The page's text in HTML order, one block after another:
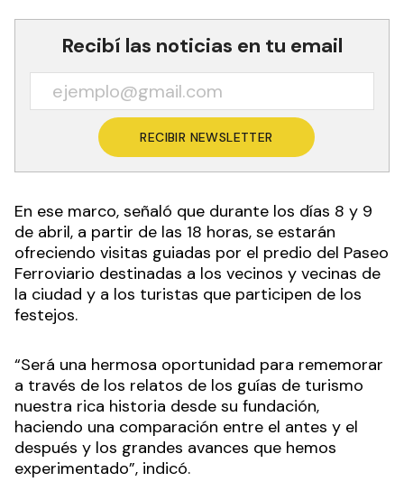
Recibí las noticias en tu email
RECIBIR NEWSLETTER
En ese marco, señaló que durante los días 8 y 9
de abril, a partir de las 18 horas, se estarán
ofreciendo visitas guiadas por el predio del Paseo
Ferroviario destinadas a los vecinos y vecinas de
la ciudad y a los turistas que participen de los
festejos.
“Será una hermosa oportunidad para rememorar
a través de los relatos de los guías de turismo
nuestra rica historia desde su fundación,
haciendo una comparación entre el antes y el
después y los grandes avances que hemos
experimentado”, indicó.